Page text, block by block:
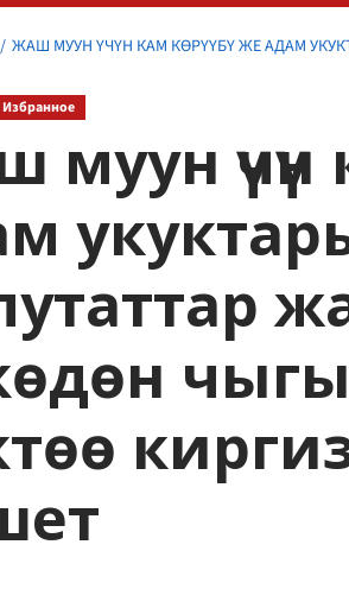
ЖАШ МУУН ҮЧҮН КАМ КӨРҮҮБҮ ЖЕ АДАМ
Избранное
үчүн
чыгып